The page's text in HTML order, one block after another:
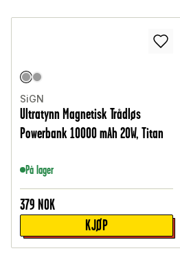
SiGN
Ultratynn Magnetisk Trådløs
Powerbank 10000 mAh 20W, Titan
På lager
379 NOK
KJØP